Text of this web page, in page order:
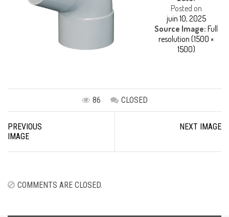
Posted on
juin 10, 2025
Source Image:Full
resolution (1500 ×
1500)
86 CLOSED
navigation
PREVIOUS
IMAGE
NEXT IMAGE
COMMENTS ARE CLOSED.